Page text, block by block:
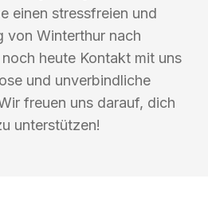
einen stressfreien und
von Winterthur nach
heute Kontakt mit uns
und unverbindliche
freuen uns darauf, dich
unterstützen!